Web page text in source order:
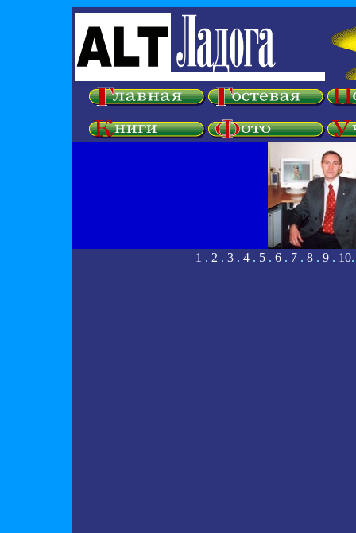
1 . 2 . 3 . 4 . 5 . 6 . 7 . 8 . 9 . 10